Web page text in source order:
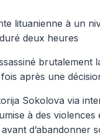
lituanienne à un
deux heures
brutalement
après une
Sokolova via
à des violences
d’abandonner